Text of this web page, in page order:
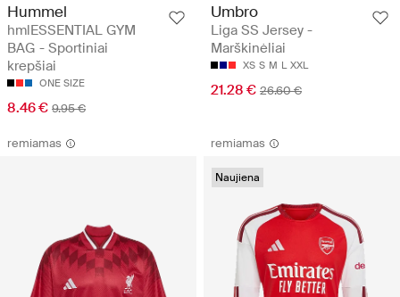
Hummel
hmlESSENTIAL GYM
BAG - Sportiniai
krepšiai
ONE SIZE
8.46 € 9.95 €
Umbro
Liga SS Jersey -
Marškinėliai
XS S M L XXL
21.28 € 26.60 €
remiamas remiamas
Naujiena